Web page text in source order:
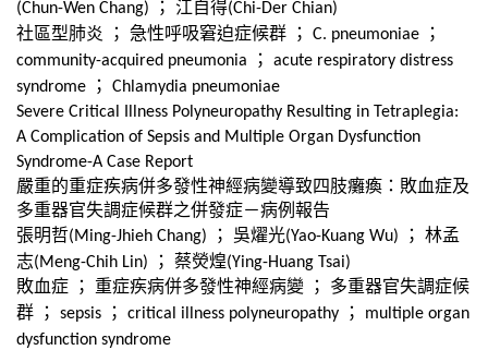
(Chun-Wen Chang) ； 江自得(Chi-Der Chian)
社區型肺炎 ； 急性呼吸窘迫症候群 ； C. pneumoniae ；
community-acquired pneumonia ；
acute respiratory distress
syndrome
；
Chlamydia pneumoniae
Severe Critical Illness Polyneuropathy Resulting in Tetraplegia:
A Complication of Sepsis and Multiple Organ Dysfunction
Syndrome-A Case Report
嚴重的重症疾病併多發性神經病變導致四肢癱瘓：敗血症及
多重器官失調症候群之併發症－病例報告
張明哲(Ming-Jhieh Chang) ； 吳燿光(Yao-Kuang Wu) ； 林孟
志(Meng-Chih Lin) ； 蔡熒煌(Ying-Huang Tsai)
敗血症 ； 重症疾病併多發性神經病變 ；
多重器官失調症候
群
； sepsis ； critical illness polyneuropathy ；
multiple organ
dysfunction syndrome